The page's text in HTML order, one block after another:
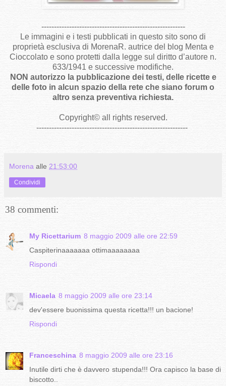
---------------------------------------------------------
Le immagini e i testi pubblicati in questo sito sono di
proprietà esclusiva di MorenaR. autrice del blog Menta e
Cioccolato e sono protetti dalla legge sul diritto d’autore n.
633/1941 e successive modifiche.
NON autorizzo la pubblicazione dei testi, delle ricette e
delle foto in alcun spazio della rete che siano forum o
altro senza preventiva richiesta.
Copyright© all rights reserved.
------------------------------------------------------------
Morena alle 21:53:00
Condividi
38 commenti:
My Ricettarium 8 maggio 2009 alle ore 22:59
Caspiterinaaaaaaa ottimaaaaaaaa
Rispondi
Micaela 8 maggio 2009 alle ore 23:14
dev'essere buonissima questa ricetta!!! un bacione!
Rispondi
Franceschina 8 maggio 2009 alle ore 23:16
Inutile dirti che è davvero stupenda!!! Ora capisco la base di
biscotto..